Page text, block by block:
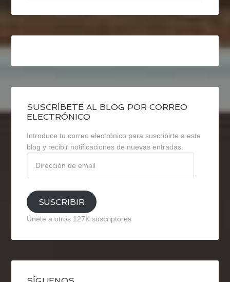
SUSCRÍBETE AL BLOG POR CORREO
ELECTRÓNICO
Introduce tu correo electrónico para suscribirte a este
blog y recibir notificaciones de nuevas entradas.
email
SUSCRIBIR
Únete a otros 127K suscriptores